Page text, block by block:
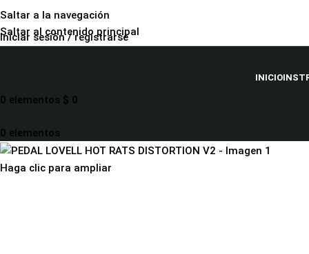
Saltar a la navegación
Saltar al contenido principal
Iniciar sesión / registrarse
INICIO
0 elementos $ 0
0 elementos
Haga clic para ampliar